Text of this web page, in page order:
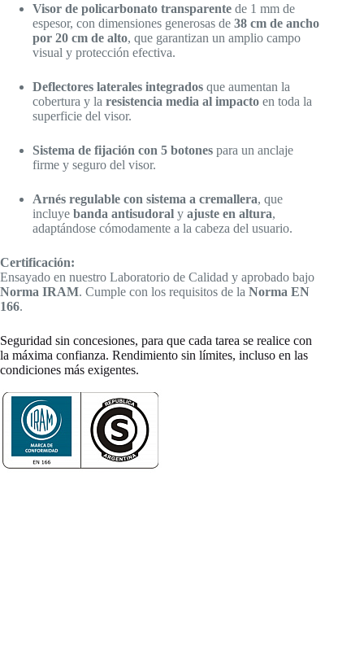
Visor de policarbonato transparente de 1 mm de
espesor, con dimensiones generosas de 38 cm de ancho
por 20 cm de alto, que garantizan un amplio campo
visual y protección efectiva.
Deflectores laterales integrados que aumentan la
cobertura y la resistencia media al impacto en toda la
superficie del visor.
Sistema de fijación con 5 botones para un anclaje
firme y seguro del visor.
Arnés regulable con sistema a cremallera, que
incluye banda antisudoral y ajuste en altura,
adaptándose cómodamente a la cabeza del usuario.
Certificación:
Ensayado en nuestro Laboratorio de Calidad y aprobado bajo
Norma IRAM. Cumple con los requisitos de la Norma EN
166.
Seguridad sin concesiones, para que cada tarea se realice con
la máxima confianza. Rendimiento sin límites, incluso en las
condiciones más exigentes.